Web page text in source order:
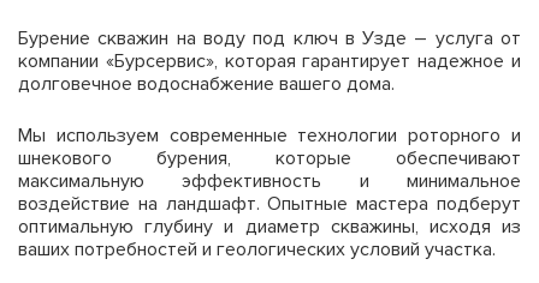
Бурение скважин на воду под ключ в Узде – услуга от
компании «Бурсервис», которая гарантирует надежное и
долговечное водоснабжение вашего дома.
Мы используем современные технологии роторного и
шнекового бурения, которые обеспечивают
максимальную эффективность и минимальное
воздействие на ландшафт. Опытные мастера подберут
оптимальную глубину и диаметр скважины, исходя из
ваших потребностей и геологических условий участка.